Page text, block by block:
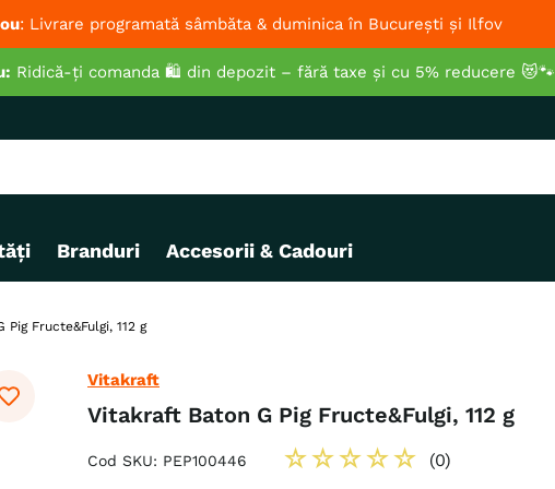
: Livrare programată sâmbăta & duminica în București și Ilfov
Ridică-ți comanda 🛍️ din depozit – fără taxe și cu 5% reducere 😻🐾
Branduri Accesorii & Cadouri
Fructe&Fulgi, 112 g
Vitakraft
Vitakraft Baton G Pig Fructe&Fulgi, 112 g
Cod SKU: PEP100446 ☆☆☆☆☆ (0)